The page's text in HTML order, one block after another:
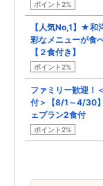
ポイント2%
【人気No,1】★
彩なメニューが食
【２食付き】
ポイント2%
ファミリー歓迎！
付＞【8/1～4/30
ェプラン2食付
ポイント2%